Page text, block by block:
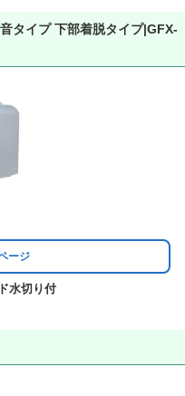
タイプ 下部着脱タイプ|GFX-
ージ
水切り付